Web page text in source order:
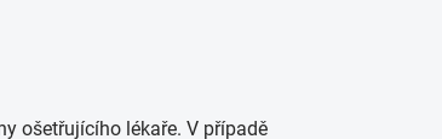
ošetřujícího lékaře. V případě